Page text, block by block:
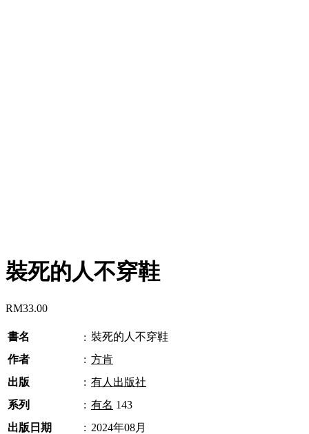
裝死的人不穿鞋
RM33.00
書名 : 裝死的人不穿鞋
作者
: 方肯
出版
: 有人出版社
系列
: 有名 143
出版日期
: 2024年08月